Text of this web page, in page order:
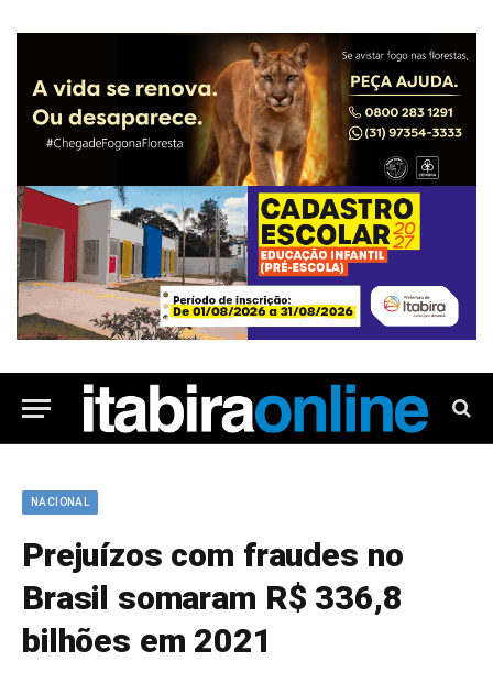
NACIONAL
Prejuízos com fraudes no
Brasil somaram R$ 336,8
bilhões em 2021